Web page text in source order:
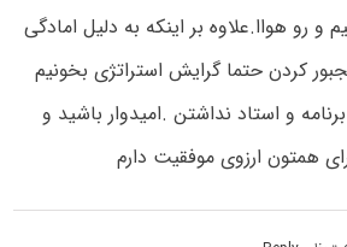
رو هواا.علاوه بر اینکه به دلیل امادگی
کردن حتما گرایش استراتژی بخونیم
و استاد نداشتن .امیدوار باشید و
همتون ارزوی موفقیت دارم